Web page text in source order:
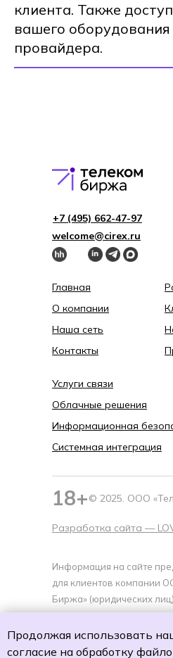
клиента. Также
вашего оборудования
провайдера.
Главная
О компании
Наша сеть
Контакты
welcome@cirex.ru
+7 (495) 662-4 7-97
18+© 2025. ООО
Разработка сайта —
Услуги связи
Облачные решения
Информационная
Системная интеграция
Информация на сайте
для клиентов компании
Биржа» (юридических лиц)
Политику обработки
Продолжая использовать
согласие на обработку